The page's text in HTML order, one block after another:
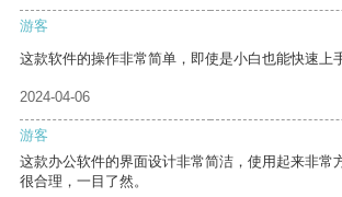
游客
这款软件的操作非常简单，即使是小白也能快速上
2024-04-06
游客
这款办公软件的界面设计非常简洁，使用起来非常
很合理，一目了然。